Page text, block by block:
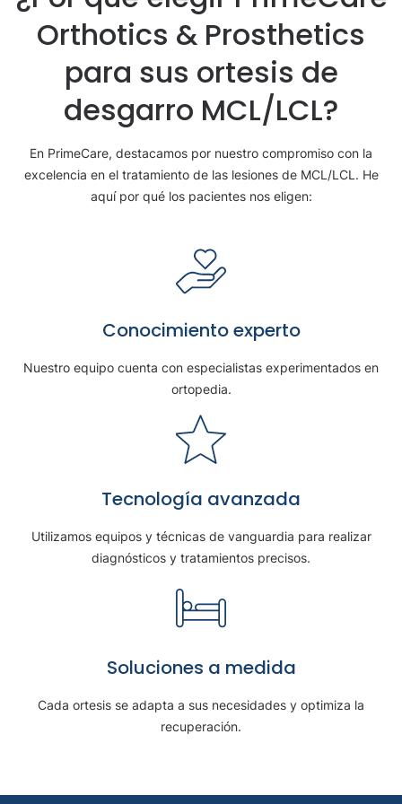
Orthotics & Prosthetics
para sus ortesis de
desgarro MCL/LCL?
En PrimeCare, destacamos por nuestro compromiso con la
excelencia en el tratamiento de las lesiones de MCL/LCL. He
aquí por qué los pacientes nos eligen:
Conocimiento experto
Nuestro equipo cuenta con especialistas experimentados en
ortopedia.
Tecnología avanzada
Utilizamos equipos y técnicas de vanguardia para realizar
diagnósticos y tratamientos precisos.
Soluciones a medida
Cada ortesis se adapta a sus necesidades y optimiza la
recuperación.